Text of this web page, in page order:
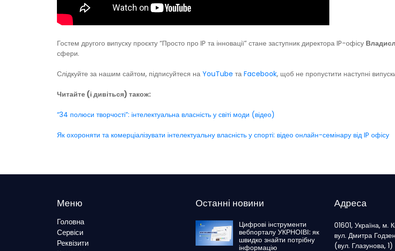
Гостем другого випуску проєкту “Просто про IP та інновації” стане заступник директора IP-офісу
сфери.
Слідкуйте за нашим сайтом, підписуйтеся на YouTube та Facebook, щоб не пропустити наступні
Читайте (і дивіться) також:
“34 полюси творчості”: інтелектуальна власність у світі моди (відео)
Як охороняти та комерціалізувати інтелектуальну власність у спорті: відео онлайн-семінару від IP офісу
Меню
Головна
Сервіси
Реквізити
Останні новини
Цифрові інструменти
вебпорталу УКРНОІВІ: як
швидко знайти потрібну
інформацію
Адреса
01601, Україна, м.
вул. Дмитра
(вул. Глазунова, 1)